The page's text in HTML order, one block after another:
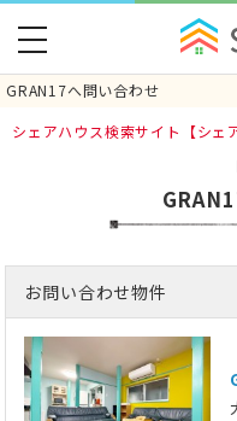
GRAN17へ問い合わせ
toggle
navigation
シェアハウス検索サイト【シェア
お問い合わせ物件